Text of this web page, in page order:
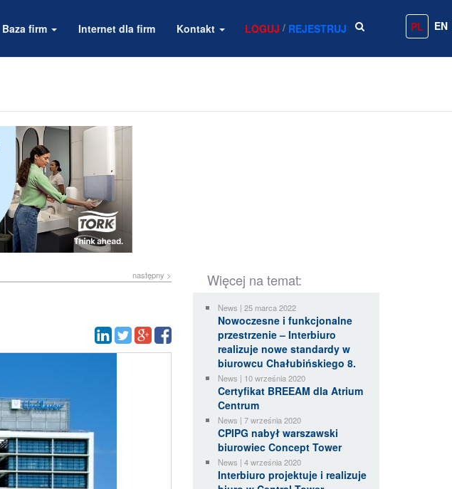
Baza firm Internet dla firm Kontakt LOGUJ / REJESTRUJ PL EN
następny > Więcej na temat:
News | 25 marca 2022
Nowoczesne i funkcjonalne
przestrzenie – Interbiuro
realizuje nowe standardy w
biurowcu Chałubińskiego 8.
News | 10 września 2020
Certyfikat BREEAM dla Atrium
Centrum
News | 7 września 2020
CPIPG nabył warszawski
biurowiec Concept Tower
News | 4 września 2020
Interbiuro projektuje i realizuje